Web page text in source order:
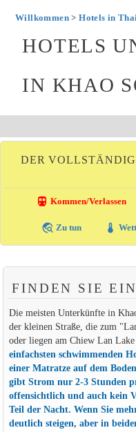
Willkommen>Hotels in
HOTELS
IN KHAO
DER
directions_transit Kommen/Verlassen
travel_explore Zu tun thermostat
FINDEN SIE
Die meisten Unterkünfte in
der kleinen Straße, die zum
oder liegen am Chiew Lan
einfachsten schwimmenden
einer Matratze auf dem
gibt Strom nur 2-3 Stunden
offensichtlich und auch kein
Teil der Nacht. Wenn Sie
deutlich steigen, aber in